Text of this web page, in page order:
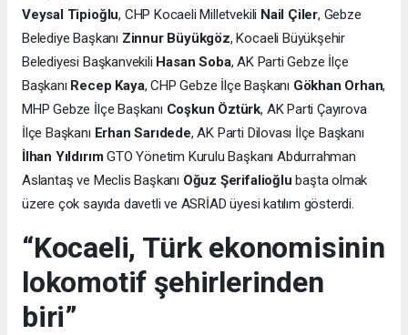
Veysal Tipioğlu, CHP Kocaeli Milletvekili Nail Çiler, Gebze
Belediye Başkanı Zinnur Büyükgöz, Kocaeli Büyükşehir
Belediyesi Başkanvekili Hasan Soba, AK Parti Gebze İlçe
Başkanı Recep Kaya, CHP Gebze İlçe Başkanı Gökhan Orhan,
MHP Gebze İlçe Başkanı Coşkun Öztürk, AK Parti Çayırova
İlçe Başkanı Erhan Sarıdede, AK Parti Dilovası İlçe Başkanı
İlhan YıldırımGTO Yönetim Kurulu Başkanı Abdurrahman
Aslantaş ve Meclis Başkanı Oğuz Şerifalioğlu başta olmak
üzere çok sayıda davetli ve ASRİAD üyesi katılım gösterdi.
“Kocaeli, Türk ekonomisinin
lokomotif şehirlerinden
biri”